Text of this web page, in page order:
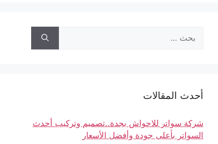
أحدث المقالات
شركة سواتر للاحواش بجدة..تصميم وتركيب أحدث
السواتر بأعلى جودة وأفضل الأسعار